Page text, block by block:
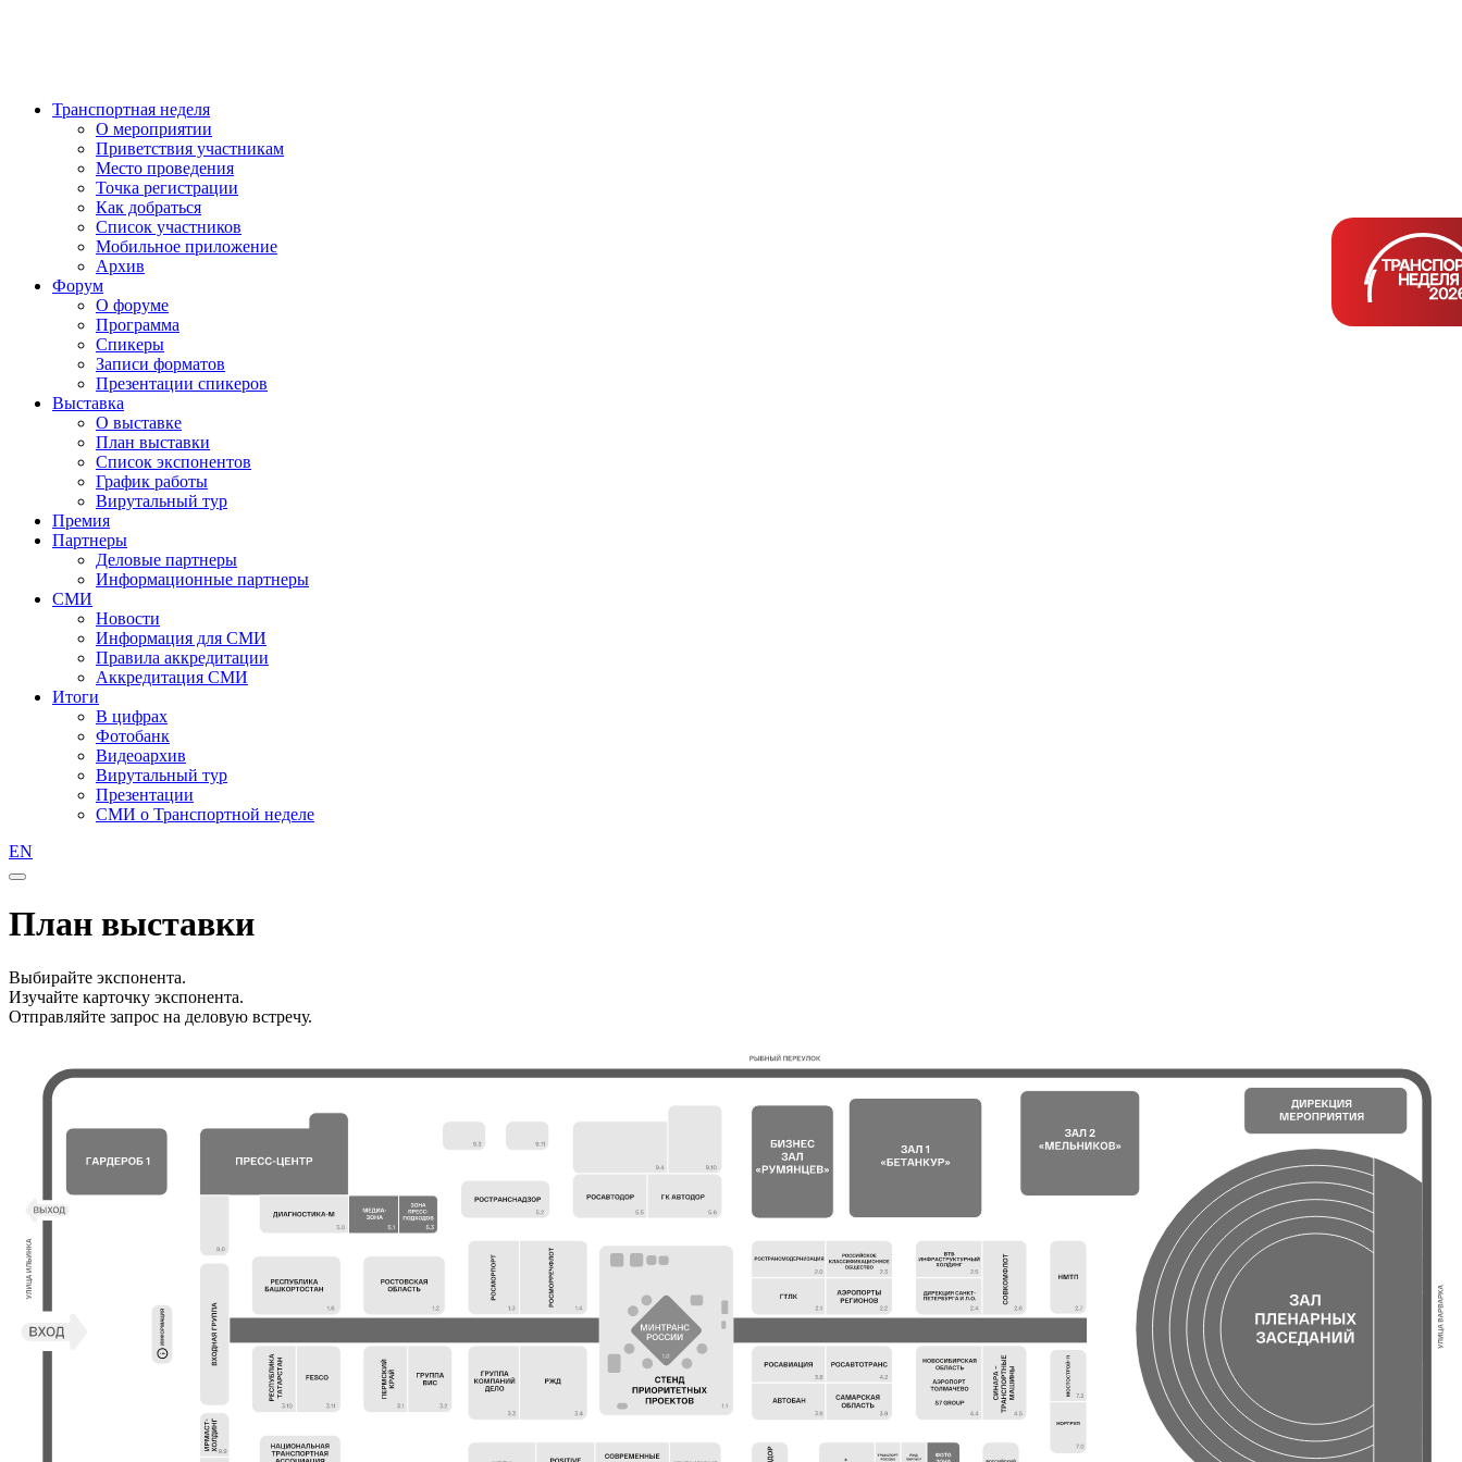
Транспортная неделя
О мероприятии
Приветствия участникам
Место проведения
Точка регистрации
Как добраться
Список участников
Мобильное приложение
Архив
Форум
О форуме
Программа
Спикеры
Записи форматов
Презентации спикеров
Выставка
О выставке
План выставки
Список экспонентов
График работы
Вирутальный тур
Премия
Партнеры
Деловые партнеры
Информационные партнеры
СМИ
Новости
Информация для СМИ
Правила аккредитации
Аккредитация СМИ
Итоги
В цифрах
Фотобанк
Видеоархив
Вирутальный тур
Презентации
СМИ о Транспортной неделе
EN
План выставки
Выбирайте экспонента.
Изучайте карточку экспонента.
Отправляйте запрос на деловую встречу.